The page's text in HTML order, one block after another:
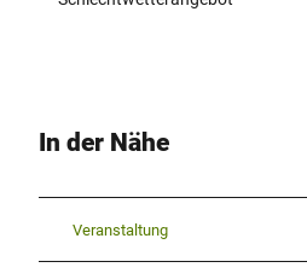
In der Nähe
Veranstaltung